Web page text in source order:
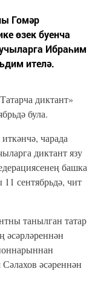
Гомәр
өзек буенча
Ибраһим
ителә.
диктант»
була.
чарада
диктант язу
башка
сентябрьдә, чит
танылган татар
әсәреннән